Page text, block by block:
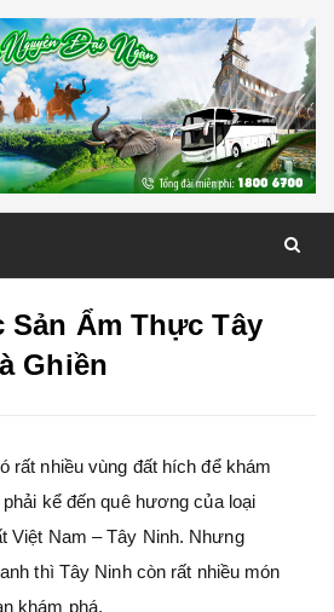
Sản Ẩm Thực Tây
Ghiền
rất nhiều vùng đất hích để khám
kể đến quê hương của loại
Việt Nam – Tây Ninh. Nhưng
thì Tây Ninh còn rất nhiều món
khám phá.